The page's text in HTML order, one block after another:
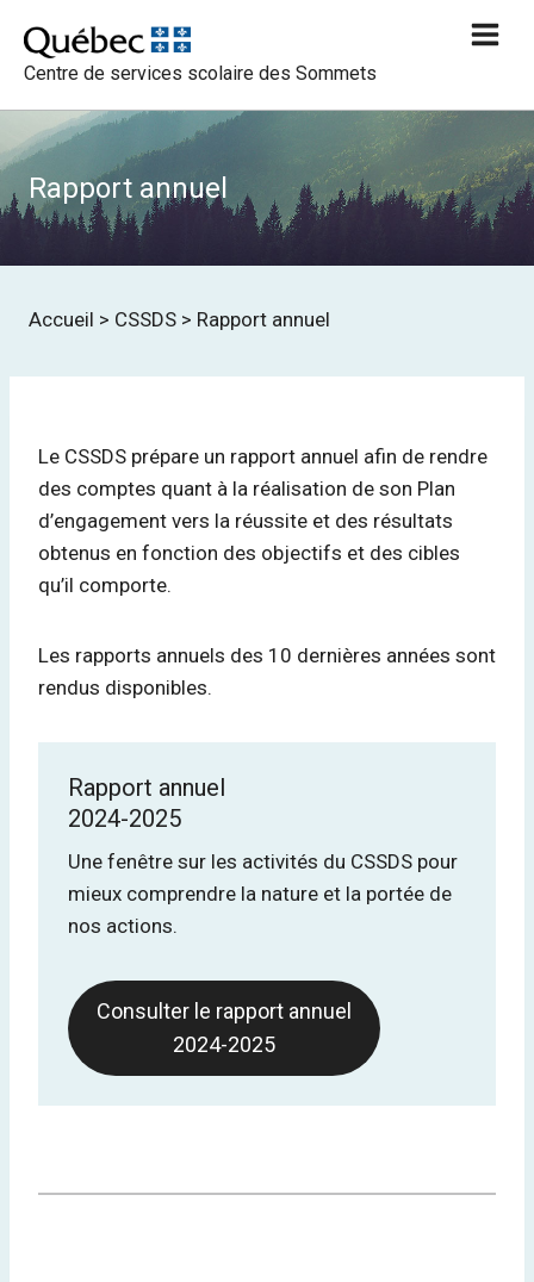
contenu
Centre de services scolaire des Sommets
Rapport annuel
Accueil > CSSDS > Rapport annuel
Le CSSDS prépare un rapport annuel afin de rendre
des comptes quant à la réalisation de son Plan
d’engagement vers la réussite et des résultats
obtenus en fonction des objectifs et des cibles
qu’il comporte.
Les rapports annuels des 10 dernières années sont
rendus disponibles.
Rapport annuel
2024-2025
Une fenêtre sur les activités du CSSDS pour
mieux comprendre la nature et la portée de
nos actions.
Consulter le rapport annuel
2024-2025